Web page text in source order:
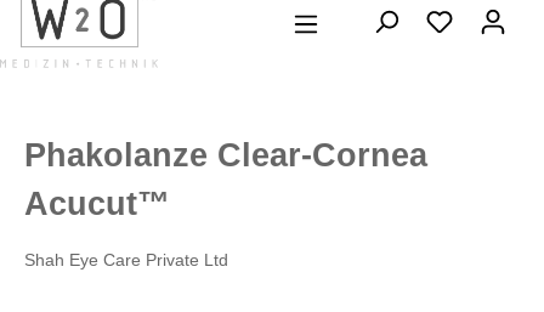
springen
Phakolanze Clear-Cornea
Acucut™
Shah Eye Care Private Ltd